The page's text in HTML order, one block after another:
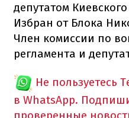
депутатом
Избран от Блока
Член комиссии по
регламента и
Не пользуетесь
в WhatsApp.